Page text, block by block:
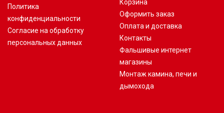
Политика
конфиденциальности
Согласие на обработку
персональных данных
Корзина
Оформить заказ
Оплата и доставка
Контакты
Фальшивые интернет
магазины
Монтаж камина, печи и
дымохода